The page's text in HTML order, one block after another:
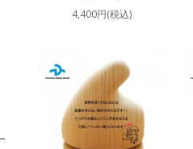
4,400円(税込)